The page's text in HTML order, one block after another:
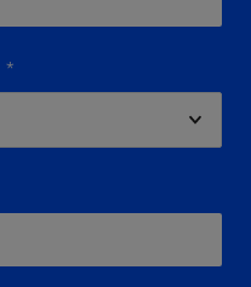
*